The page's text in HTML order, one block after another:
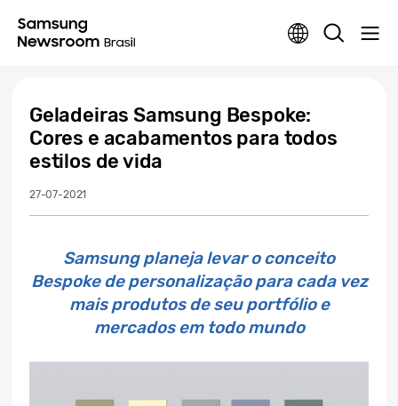
Geladeiras Samsung Bespoke:
Cores e acabamentos para todos
estilos de vida
27-07-2021
Samsung planeja levar o conceito
Bespoke de personalização para cada vez
mais produtos de seu portfólio e
mercados em todo mundo